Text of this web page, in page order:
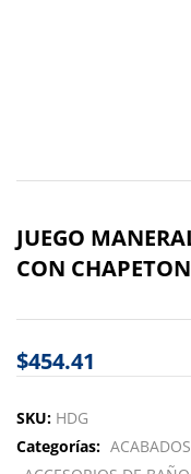
JUEGO
CON
$454.41
SKU: HDG
Categorías: ACABADOS